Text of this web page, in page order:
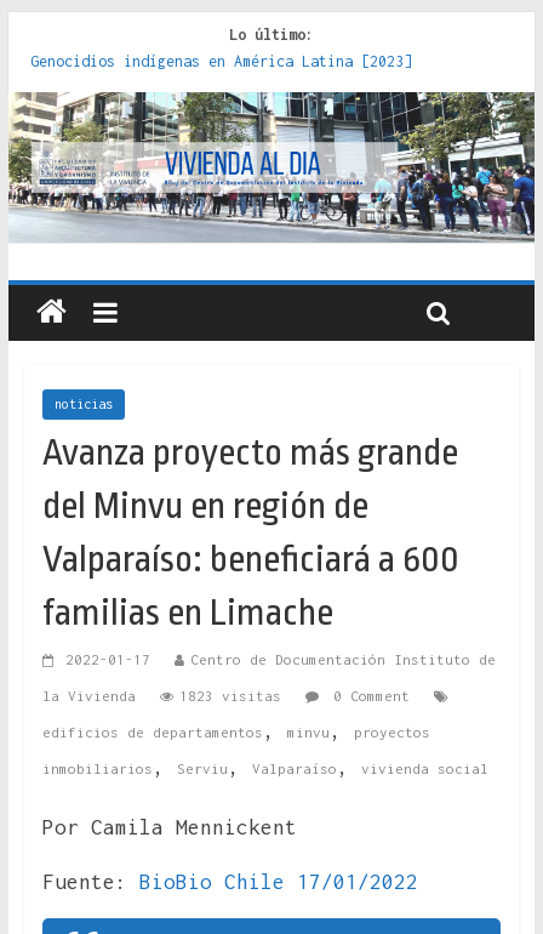
Lo último:
Genocidios indígenas en América Latina [2023]
Estudios sobre la espacialización de los Estados :
políticas, prácticas y representaciones [2022]
Donde el pedernal choca con el acero : hacia una teoría
crítica de las fronteras latinoamericanas [2020]
Criterios técnicos para una vivienda adecuada [2019]
Red de consultorios de la Caja del Seguro Obrero en
Santiago : un patrimonio emblemático [2014]
noticias
Avanza proyecto más grande
del Minvu en región de
Valparaíso: beneficiará a 600
familias en Limache
2022-01-17 Centro de Documentación Instituto de
la Vivienda 1823 visitas 0 Comment
edificios de departamentos , minvu , proyectos
inmobiliarios , Serviu , Valparaíso , vivienda social
Por Camila Mennickent
Fuente: BioBio Chile 17/01/2022